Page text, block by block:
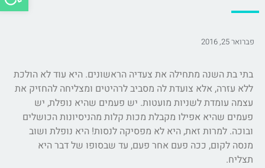
פברואר 25, 2016
בתי בת השנה מתחילה את צעדיה הראשונים. היא עוד לא הולכת
ללא עזרה, אלא צועדת לה מסביב לרהיטים ומצליחה להחזיק את
עצמה עומדת לשניות מועטות. יש פעמים שהיא נופלת, יש
פעמים שהיא אפילו מקבלת מכות קלות מהניסיונות הכושלים
ובוכה. למרות זאת, היא לא מפסיקה לנסות! היא נופלת ושוב
מנסה לקום, ככה פעם אחר פעם, עד שבסופו של דבר היא
תצליח.